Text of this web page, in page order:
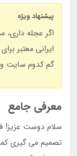
پیشنهاد ویژه
اگر عجله
ایرانی معتبر
گم کدوم سایت
معرفی جامع
سلام دوست عزیز!
تصمیم می گیری